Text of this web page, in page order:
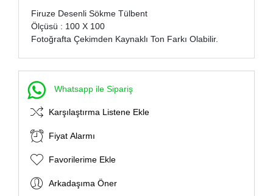
Firuze Desenli Sökme Tülbent
Ölçüsü : 100 X 100
Fotoğrafta Çekimden Kaynaklı Ton Farkı Olabilir.
Whatsapp ile Sipariş
Karşılaştırma Listene Ekle
Fiyat Alarmı
Favorilerime Ekle
Arkadaşıma Öner